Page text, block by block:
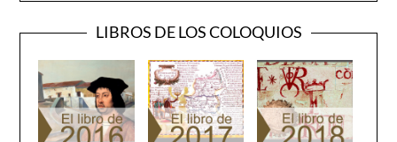
LIBROS DE LOS COLOQUIOS